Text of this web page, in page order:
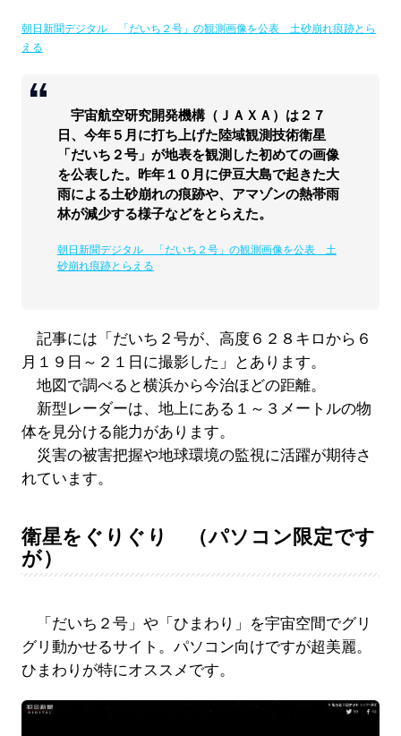
朝日新聞デジタル 「だいち２号」の観測画像を公表 土砂崩れ痕跡とら
える
宇宙航空研究開発機構（ＪＡＸＡ）は２７
日、今年５月に打ち上げた陸域観測技術衛星
「だいち２号」が地表を観測した初めての画像
を公表した。昨年１０月に伊豆大島で起きた大
雨による土砂崩れの痕跡や、アマゾンの熱帯雨
林が減少する様子などをとらえた。
朝日新聞デジタル 「だいち２号」の観測画像を公表 土
砂崩れ痕跡とらえる
記事には「だいち２号が、高度６２８キロから６
月１９日～２１日に撮影した」とあります。
地図で調べると横浜から今治ほどの距離。
新型レーダーは、地上にある１～３メートルの物
体を見分ける能力があります。
災害の被害把握や地球環境の監視に活躍が期待さ
れています。
衛星をぐりぐり （パソコン限定です
が）
「だいち２号」や「ひまわり」を宇宙空間でグリ
グリ動かせるサイト。パソコン向けですが超美麗。
ひまわりが特にオススメです。